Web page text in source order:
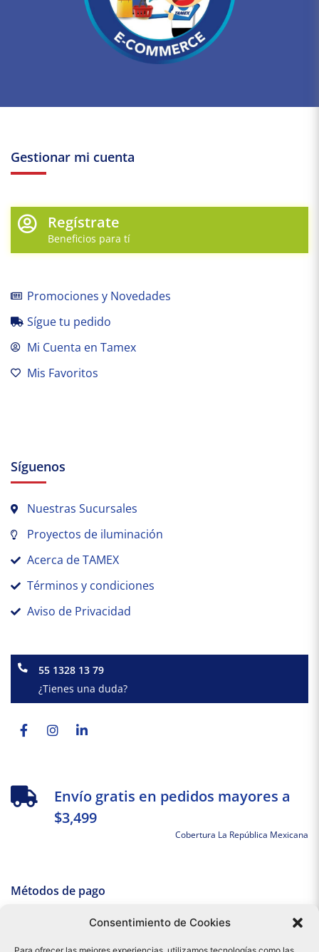
Consentimiento de Cookies
Gestionar mi cuenta
Regístrate
Beneficios para tí
Promociones y Novedades
Sígue tu pedido
Mi Cuenta en Tamex
Mis Favoritos
Síguenos
Nuestras Sucursales
Proyectos de iluminación
Acerca de TAMEX
Términos y condiciones
Aviso de Privacidad
55 1328 13 79
¿Tienes una duda?
f
Envío gratis en pedidos mayores a
$3,499
Cobertura La República Mexicana
Métodos de pago